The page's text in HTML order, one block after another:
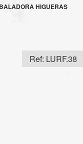
HIGUERAS
Ref: LURF.38